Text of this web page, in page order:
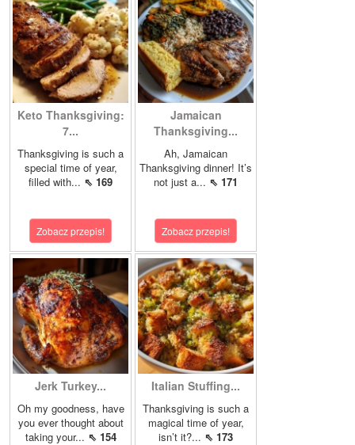
Keto Thanksgiving:
7...
Thanksgiving is such a
special time of year,
filled with... ⇖ 169
Zobacz przepis!
Jamaican
Thanksgiving...
Ah, Jamaican
Thanksgiving dinner! It’s
not just a... ⇖ 171
Zobacz przepis!
Jerk Turkey...
Oh my goodness, have
you ever thought about
taking your... ⇖ 154
Italian Stuffing...
Thanksgiving is such a
magical time of year,
isn’t it?... ⇖ 173